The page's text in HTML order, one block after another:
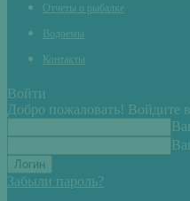
Отчеты о рыбалке
Водоемы
Контакты
Войти
Добро пожаловать! Войдите
Забыли пароль?